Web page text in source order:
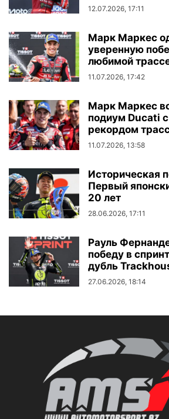
12.07.2026, 17:11
Марк Маркес
уверенную
любимой
11.07.2026, 17:42
Марк Маркес
подиум Ducati
рекордом
11.07.2026, 13:58
Историческая
Первый
20 лет
28.06.2026, 17:11
Рауль
победу в
дубль
27.06.2026, 18:14